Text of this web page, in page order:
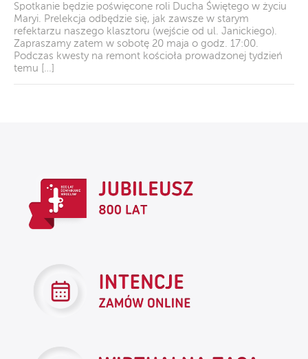
Spotkanie będzie poświęcone roli Ducha Świętego w życiu
Maryi. Prelekcja odbędzie się, jak zawsze w starym
refektarzu naszego klasztoru (wejście od ul. Janickiego).
Zapraszamy zatem w sobotę 20 maja o godz. 17:00.
Podczas kwesty na remont kościoła prowadzonej tydzień
temu […]